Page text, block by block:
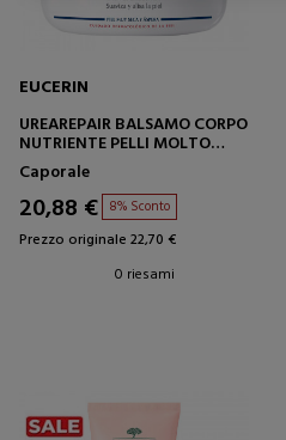
EUCERIN
UREAREPAIR BALSAMO CORPO
NUTRIENTE PELLI MOLTO
SECCHE
Caporale
20,88 € 8% Sconto
Prezzo originale 22,70 €
0 riesami